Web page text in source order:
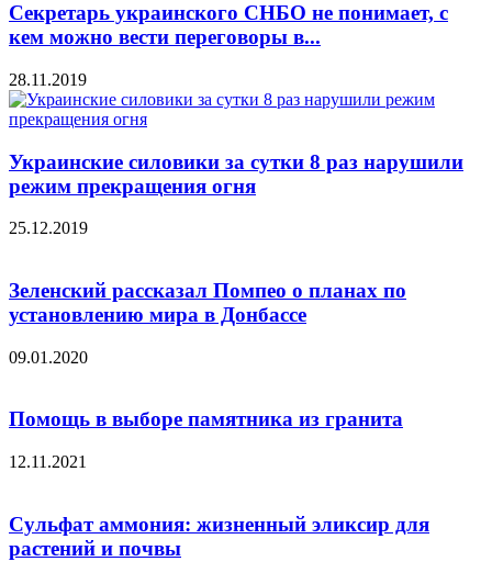
Секретарь украинского СНБО не понимает, с
кем можно вести переговоры в...
28.11.2019
Украинские силовики за сутки 8 раз нарушили
режим прекращения огня
25.12.2019
Зеленский рассказал Помпео о планах по
установлению мира в Донбассе
09.01.2020
Помощь в выборе памятника из гранита
12.11.2021
Сульфат аммония: жизненный эликсир для
растений и почвы